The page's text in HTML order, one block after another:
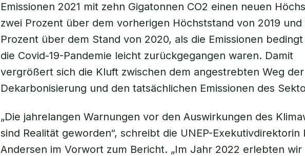
Emissionen 2021 mit zehn Gigatonnen CO2 einen neuen
zwei Prozent über dem vorherigen Höchststand von 2019
Prozent über dem Stand von 2020, als die Emissionen
die Covid-19-Pandemie leicht zurückgegangen waren. Damit
vergrößert sich die Kluft zwischen dem angestrebten Weg der
Dekarbonisierung und den tatsächlichen Emissionen des
„Die jahrelangen Warnungen vor den Auswirkungen des
sind Realität geworden“, schreibt die UNEP-Exekutivdirektorin
Andersen im Vorwort zum Bericht. „Im Jahr 2022 erlebten wir